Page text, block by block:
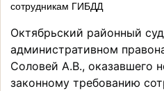
сотрудникам ГИБДД
Октябрьский районный
административном
Соловей А.В., оказавшего
законному требованию